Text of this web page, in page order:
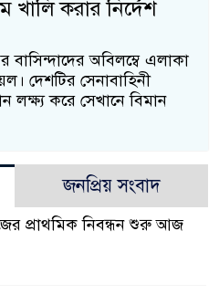
খালি করার নির্দেশ
বাসিন্দাদের অবিলম্বে এলাকা
দেশটির সেনাবাহিনী
লক্ষ্য করে সেখানে বিমান
জনপ্রিয় সংবাদ
প্রাথমিক নিবন্ধন শুরু আজ